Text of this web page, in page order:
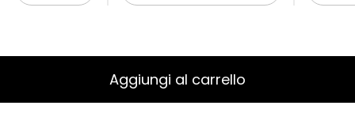
Aggiungi al carrello